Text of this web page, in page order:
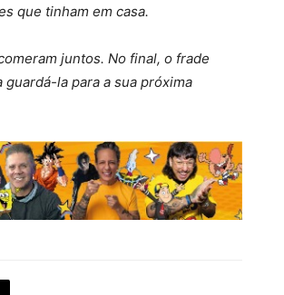
que tinham em casa.
juntos. No final, o frade
la para a sua próxima